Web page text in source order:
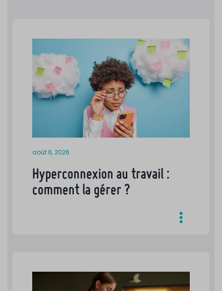
août 6, 2026
Hyperconnexion au travail :
comment la gérer ?